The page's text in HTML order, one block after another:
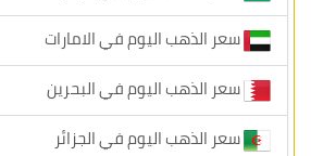
سعر الذهب اليوم في الامارات
سعر الذهب اليوم في البحرين
سعر الذهب اليوم في الجزائر